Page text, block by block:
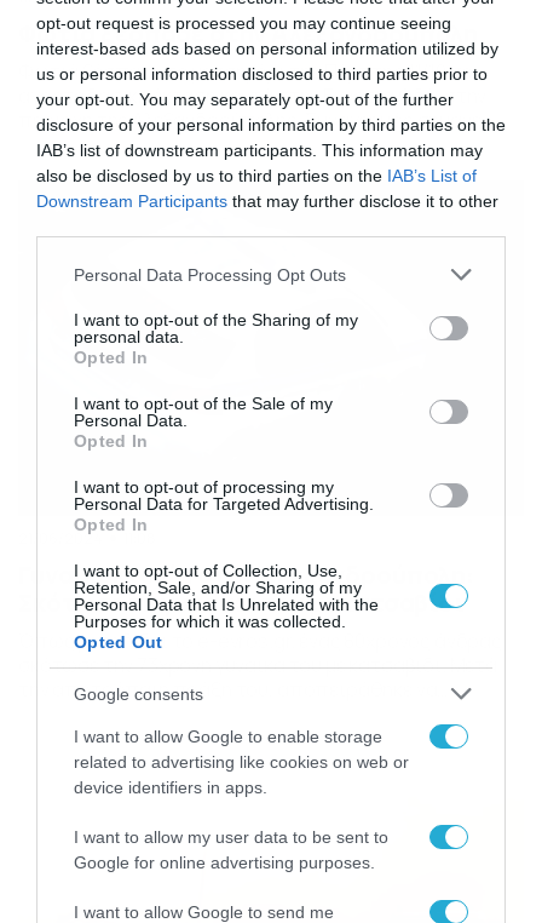
opt-out request is processed you may continue seeing
interest-based ads based on personal information utilized by
us or personal information disclosed to third parties prior to
your opt-out. You may separately opt-out of the further
disclosure of your personal information by third parties on the
IAB’s list of downstream participants. This information may
also be disclosed by us to third parties on the IAB’s List of
Downstream Participants that may further disclose it to other
Please note that this website/app uses one or more Google
not limited to your visit or usage behaviour. You may click to
grant or deny consent to Google and its third-party tags to
use your data for below specified purposes in below Google
consent section.
Personal Data Processing Opt Outs
I want to opt-out of the Sharing of my
personal data.
Opted In
I want to opt-out of the Sale of my
Personal Data.
Opted In
I want to opt-out of processing my
Personal Data for Targeted Advertising.
Opted In
I want to opt-out of Collection, Use,
Retention, Sale, and/or Sharing of my
Personal Data that Is Unrelated with the
Purposes for which it was collected.
Opted Out
Google consents
I want to allow Google to enable storage
related to advertising like cookies on web or
device identifiers in apps.
I want to allow my user data to be sent to
Google for online advertising purposes.
I want to allow Google to send me
Φωτιά ξέσπασε στην Αλεξανδρούπολη
Φωτιά ξέσπασε το μεσσημέρι της Πέμπτης 11/10 σε
αγροτοδασική έκταση κοντά στην Εγνατία Οδό, στην
περιοχή της Αλεξανδρούπολης. Συναγερμός σήμανε
στην πυροσβεστική που επιχειρεί άμεσα για την
κατάσβεση του μετώπου. Στο σημείο επιχειρούν 25
πυροσβέστες, υποστηριζόμενοι από μια ομάδα
πεζοπόρου της 7ης ΕΜΟΔΕ και επτά οχήματα. Ακόμα,
ένα ελικόπτερο πραγματοποιεί ρίψεις νερού από
αέρος. ad” […]
21/06/2024
Γυναικοκτονία στην Αλεξανδρούπολη:
Σκότωσε τη γυναίκα του με κατσαβίδι
Όπως μεταδίδει το e-evros.gr, ένας 80χρονος άνδρας
σκότωσε την 73χρονη γυναίκα του με κατσαβίδι. Μετά
την αποτρόπαιη πράξη του, αποπειράθηκε να
ειδοποιήθηκαν από γείτονες στην περιοχή της οδού
Πλωτινουπόλεως , οι οποίοι άκουσαν φασαρία και
κραυγές από την κατοικία του ζευγαριού. Όταν η